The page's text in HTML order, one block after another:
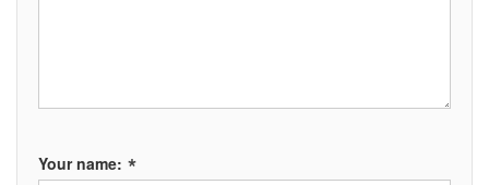
Your name: *